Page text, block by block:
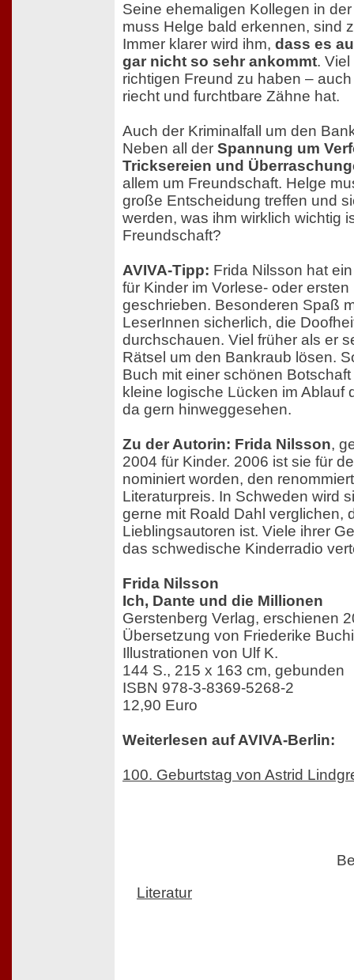
Seine ehemaligen Kollegen in
muss Helge bald erkennen, sind
Immer klarer wird ihm, dass es
gar nicht so sehr ankommt.
richtigen Freund zu haben –
riecht und furchtbare Zähne hat.
Auch der Kriminalfall um den
Neben all der Spannung um
Tricksereien und
allem um Freundschaft. Helge
große Entscheidung treffen und
werden, was ihm wirklich wichtig
Freundschaft?
AVIVA-Tipp: Frida Nilsson hat
für Kinder im Vorlese- oder
geschrieben. Besonderen Spaß
LeserInnen sicherlich, die
durchschauen. Viel früher als er
Rätsel um den Bankraub lösen.
Buch mit einer schönen
kleine logische Lücken im Ablauf
da gern hinweggesehen.
Zu der Autorin: Frida Nilsson,
2004 für Kinder. 2006 ist sie für
nominiert worden, den
Literaturpreis. In Schweden wird
gerne mit Roald Dahl verglichen,
Lieblingsautoren ist. Viele ihrer
das schwedische Kinderradio
Frida Nilsson
Ich, Dante und die Millionen
Gerstenberg Verlag, erschienen
Übersetzung von Friederike
Illustrationen von Ulf K.
144 S., 215 x 163 cm, gebunden
ISBN 978-3-8369-5268-2
12,90 Euro
Weiterlesen auf AVIVA-Berlin:
100. Geburtstag von Astrid
Literatur